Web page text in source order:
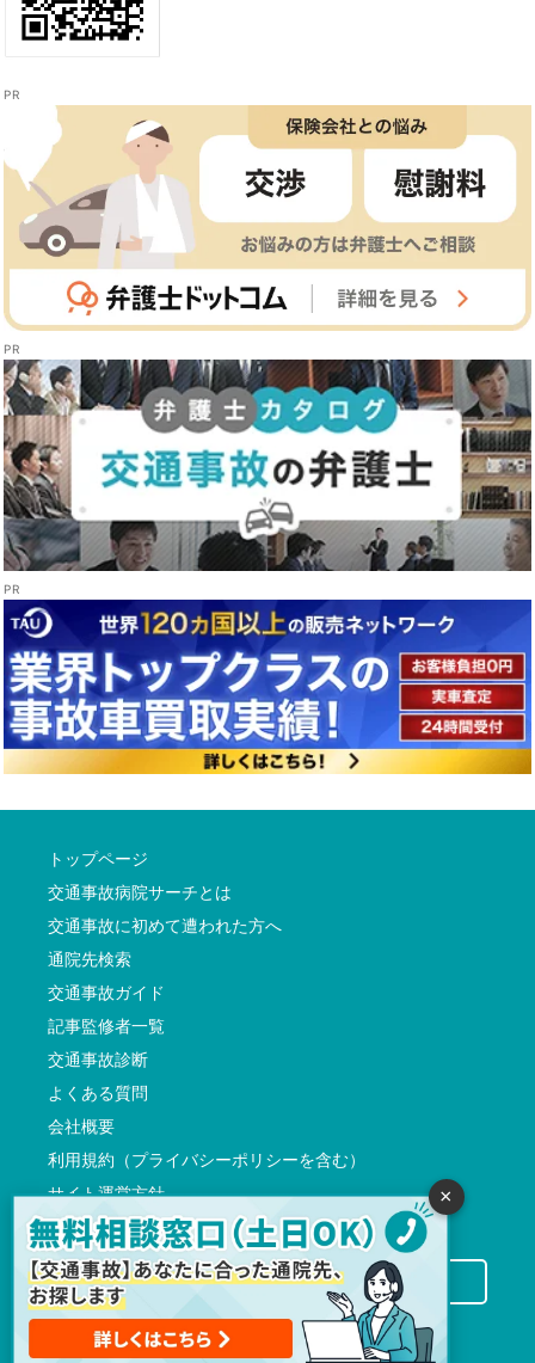
トップページ
交通事故病院サーチとは
交通事故に初めて遭われた方へ
通院先検索
交通事故ガイド
記事監修者一覧
交通事故診断
よくある質問
会社概要
利用規約（プライバシーポリシーを含む）
サイト運営方針
反社会的勢力に対する基本方針
交通事故病院サーチに掲載希望の先生方へ
×